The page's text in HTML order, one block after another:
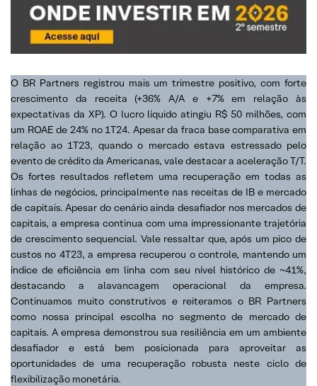
O BR Partners registrou mais um trimestre positivo, com forte
crescimento da receita (+36% A/A e +7% em relação às
expectativas da XP). O lucro líquido atingiu R$ 50 milhões, com
um ROAE de 24% no 1T24. Apesar da fraca base comparativa em
relação ao 1T23, quando o mercado estava estressado pelo
evento de crédito da Americanas, vale destacar a aceleração T/T.
Os fortes resultados refletem uma recuperação em todas as
linhas de negócios, principalmente nas receitas de IB e mercado
de capitais. Apesar do cenário ainda desafiador nos mercados de
capitais, a empresa continua com uma impressionante trajetória
de crescimento sequencial. Vale ressaltar que, após um pico de
custos no 4T23, a empresa recuperou o controle, mantendo um
índice de eficiência em linha com seu nível histórico de ~41%,
destacando a alavancagem operacional da empresa.
Continuamos muito construtivos e reiteramos o BR Partners
como nossa principal escolha no segmento de mercado de
capitais. A empresa demonstrou sua resiliência em um ambiente
desafiador e está bem posicionada para aproveitar as
oportunidades de uma recuperação robusta neste ciclo de
flexibilização monetária.